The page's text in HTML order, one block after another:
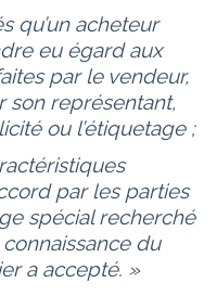
qu’un acheteur
eu égard aux
par le vendeur,
son représentant,
ou l’étiquetage ;
par les parties
spécial recherché
du
a accepté. »